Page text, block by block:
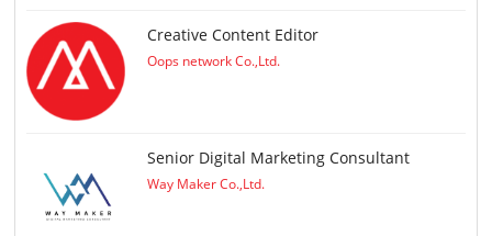
Creative Content Editor
Oops network Co.,Ltd.
Senior Digital Marketing Consultant
Way Maker Co.,Ltd.